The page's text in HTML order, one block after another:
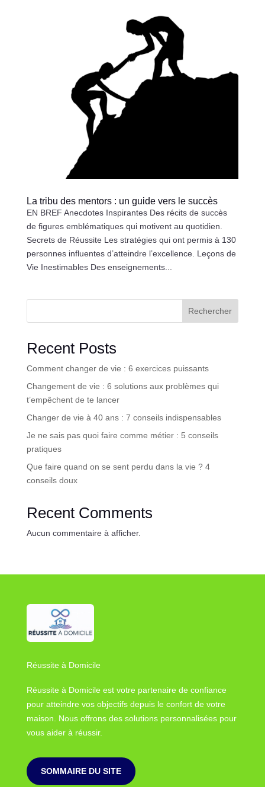
La tribu des mentors : un guide vers le succès
EN BREF Anecdotes Inspirantes Des récits de succès
de figures emblématiques qui motivent au quotidien.
Secrets de Réussite Les stratégies qui ont permis à 130
personnes influentes d’atteindre l’excellence. Leçons de
Vie Inestimables Des enseignements...
Rechercher
Recent Posts
Comment changer de vie : 6 exercices puissants
Changement de vie : 6 solutions aux problèmes qui
t’empêchent de te lancer
Changer de vie à 40 ans : 7 conseils indispensables
Je ne sais pas quoi faire comme métier : 5 conseils
pratiques
Que faire quand on se sent perdu dans la vie ? 4
conseils doux
Recent Comments
Aucun commentaire à afficher.
Réussite à Domicile
Réussite à Domicile est votre partenaire de confiance
pour atteindre vos objectifs depuis le confort de votre
maison. Nous offrons des solutions personnalisées pour
vous aider à réussir.
SOMMAIRE DU SITE